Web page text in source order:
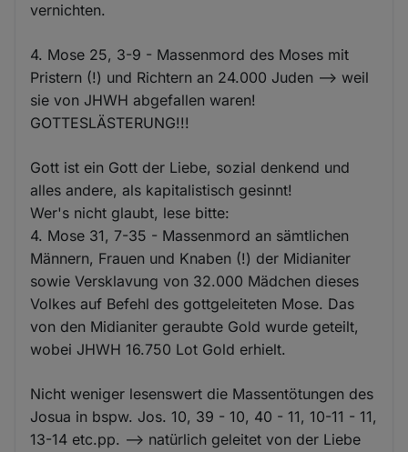
vernichten.
4. Mose 25, 3-9 - Massenmord des Moses mit
Pristern (!) und Richtern an 24.000 Juden --> weil
sie von JHWH abgefallen waren!
GOTTESLÄSTERUNG!!!
Gott ist ein Gott der Liebe, sozial denkend und
alles andere, als kapitalistisch gesinnt!
Wer's nicht glaubt, lese bitte:
4. Mose 31, 7-35 - Massenmord an sämtlichen
Männern, Frauen und Knaben (!) der Midianiter
sowie Versklavung von 32.000 Mädchen dieses
Volkes auf Befehl des gottgeleiteten Mose. Das
von den Midianiter geraubte Gold wurde geteilt,
wobei JHWH 16.750 Lot Gold erhielt.
Nicht weniger lesenswert die Massentötungen des
Josua in bspw. Jos. 10, 39 - 10, 40 - 11, 10-11 - 11,
13-14 etc.pp. --> natürlich geleitet von der Liebe